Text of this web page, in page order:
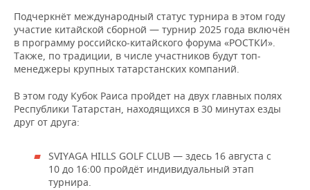
ОПК
ЭНЕРГЕТИКА
УСЛУГИ
МЕДИА
ТЕЛЕКОММУНИКАЦИИ
ВЫЕЗДНАЯ РЕДАКЦИЯ
БИЗНЕС-БРАНЧИ
ONLINE-КОНФЕРЕНЦИИ
НОВОСТИ СПОРТА
ФУТБОЛ
ХОККЕЙ
ВОЛЕЙБОЛ
ОБЩЕСТВО
НОВОСТИ ОБЩЕСТВА
ВЛАСТЬ
ИСТОРИЯ
ФОТОГАЛЕРЕЯ
СЮЖЕТЫ
СПИСОК ПЕРСОН
ПОЛНАЯ ВЕРСИЯ
Подчеркнёт международный статус турнира в этом году
участие китайской сборной — турнир 2025 года включён
в программу российско-китайского форума «РОСТКИ».
Также, по традиции, в числе участников будут топ-
менеджеры крупных татарстанских компаний.
В этом году Кубок Раиса пройдет на двух главных полях
Республики Татарстан, находящихся в 30 минутах езды
друг от друга:
SVIYAGA HILLS GOLF CLUB — здесь 16 августа с
10 до 16:00 пройдёт индивидуальный этап
турнира.